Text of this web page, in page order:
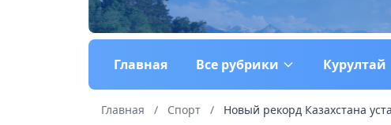
Главная Все рубрики Курултай
Главная / Спорт / Новый рекорд Казахстана